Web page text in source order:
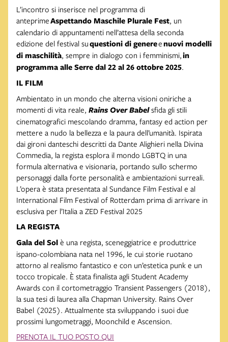
L’incontro si inserisce nel programma di
anteprimeAspettando Maschile Plurale Fest, un
calendario di appuntamenti nell’attesa della seconda
edizione del festival suquestioni di genereenuovi modelli
di maschilità, sempre in dialogo con i femminismi,in
programma alle Serre dal 22 al 26 ottobre 2025.
IL FILM
Ambientato in un mondo che alterna visioni oniriche a
momenti di vita reale, Rains Over Babelsfida gli stili
cinematografici mescolando dramma, fantasy ed action per
mettere a nudo la bellezza e la paura dell’umanità. Ispirata
dai gironi danteschi descritti da Dante Alighieri nella Divina
Commedia, la regista esplora il mondo LGBTQ in una
formula alternativa e visionaria, portando sullo schermo
personaggi dalla forte personalità e ambientazioni surreali.
L’opera è stata presentata al Sundance Film Festival e al
International Film Festival of Rotterdam prima di arrivare in
esclusiva per l’Italia a ZED Festival 2025
LA REGISTA
Gala del Sol è una regista, sceneggiatrice e produttrice
ispano-colombiana nata nel 1996, le cui storie ruotano
attorno al realismo fantastico e con un’estetica punk e un
tocco tropicale. È stata finalista agli Student Academy
Awards con il cortometraggio Transient Passengers (2018),
la sua tesi di laurea alla Chapman University. Rains Over
Babel (2025). Attualmente sta sviluppando i suoi due
prossimi lungometraggi, Moonchild e Ascension.
PRENOTA IL TUO POSTO QUI